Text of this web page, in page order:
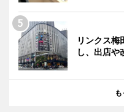
リンクス
し、出店や